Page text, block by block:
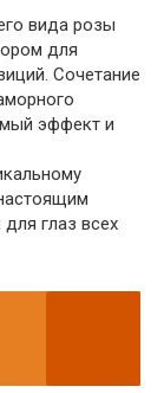
вида розы
для
Сочетание
эффект и
глаз всех